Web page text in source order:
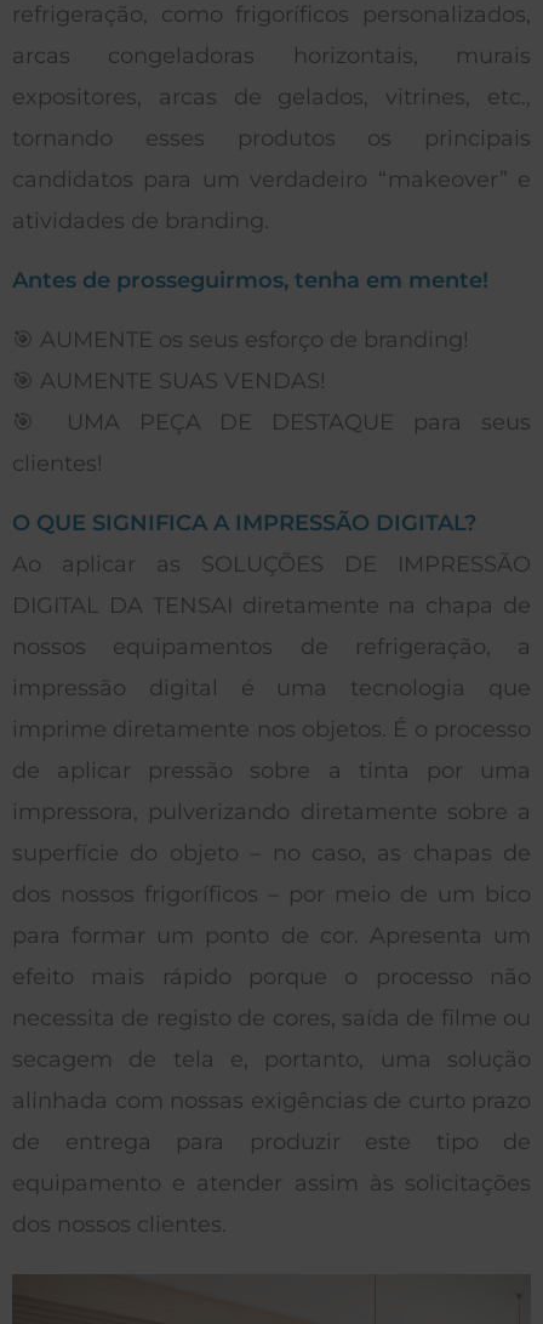
refrigeração, como frigoríficos personalizados,
arcas congeladoras horizontais, murais
expositores, arcas de gelados, vitrines, etc.,
tornando esses produtos os principais
candidatos para um verdadeiro “makeover” e
atividades de branding.
Antes de prosseguirmos, tenha em mente!
🎯 AUMENTE os seus esforço de branding!
🎯 AUMENTE SUAS VENDAS!
🎯 UMA PEÇA DE DESTAQUE para seus
clientes!
O QUE SIGNIFICA A IMPRESSÃO DIGITAL?
Ao aplicar as SOLUÇÕES DE IMPRESSÃO
DIGITAL DA TENSAI diretamente na chapa de
nossos equipamentos de refrigeração, a
impressão digital é uma tecnologia que
imprime diretamente nos objetos. É o processo
de aplicar pressão sobre a tinta por uma
impressora, pulverizando diretamente sobre a
superfície do objeto – no caso, as chapas de
dos nossos frigoríficos – por meio de um bico
para formar um ponto de cor. Apresenta um
efeito mais rápido porque o processo não
necessita de registo de cores, saída de filme ou
secagem de tela e, portanto, uma solução
alinhada com nossas exigências de curto prazo
de entrega para produzir este tipo de
equipamento e atender assim às solicitações
dos nossos clientes.